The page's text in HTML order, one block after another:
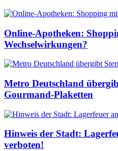
Online-Apotheken:
Wechselwirkungen?
Metro Deutschland
Gourmand-Plaketten
Hinweis der Stadt:
verboten!